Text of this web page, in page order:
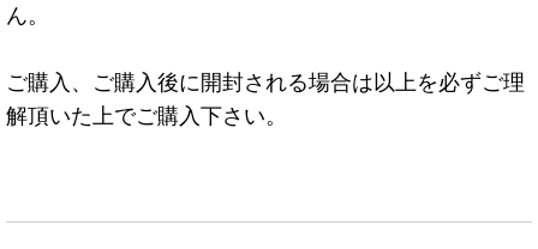
ん。
ご購入、ご購入後に開封される場合は以上を必ずご理
解頂いた上でご購入下さい。